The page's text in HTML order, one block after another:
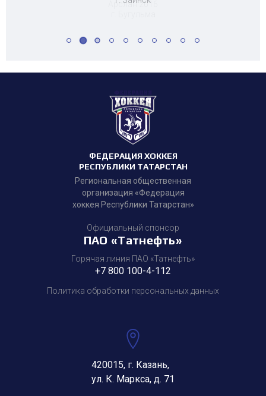
Арслан 2016
ФЕДЕРАЦИЯ ХОККЕЯ
РЕСПУБЛИКИ ТАТАРСТАН
Региональная общественная
организация «Федерация
хоккея Республики Татарстан»
Официальный спонсор
ПАО «Татнефть»
Горячая линия ПАО «Татнефть»
+7 800 100-4-112
Политика обработки персональных данных
420015, г. Казань,
ул. К. Маркса, д. 71